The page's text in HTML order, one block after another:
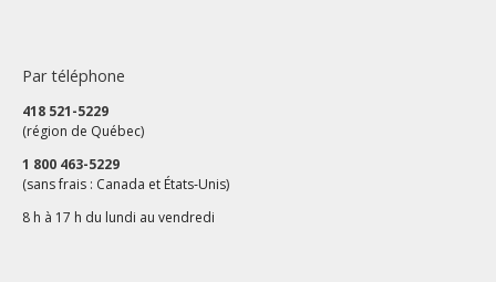
Par téléphone
418 521-5229
(région de Québec)
1 800 463-5229
(sans frais : Canada et États‑Unis)
8 h à 17 h du lundi au vendredi